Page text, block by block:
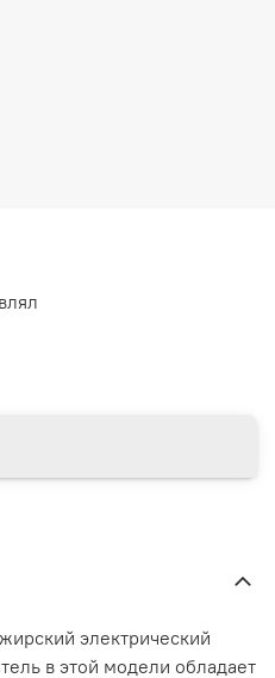
электрический
в этой модели обладает